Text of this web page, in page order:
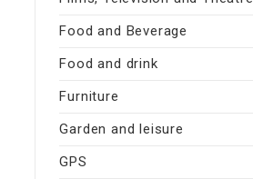
Food and Beverage
Food and drink
Furniture
Garden and leisure
GPS